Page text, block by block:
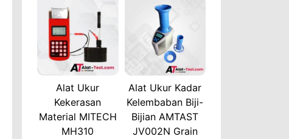
Alat Ukur
Kekerasan
Material MITECH
MH310
Alat Ukur Kadar
Kelembaban Biji-
Bijian AMTAST
JV002N Grain